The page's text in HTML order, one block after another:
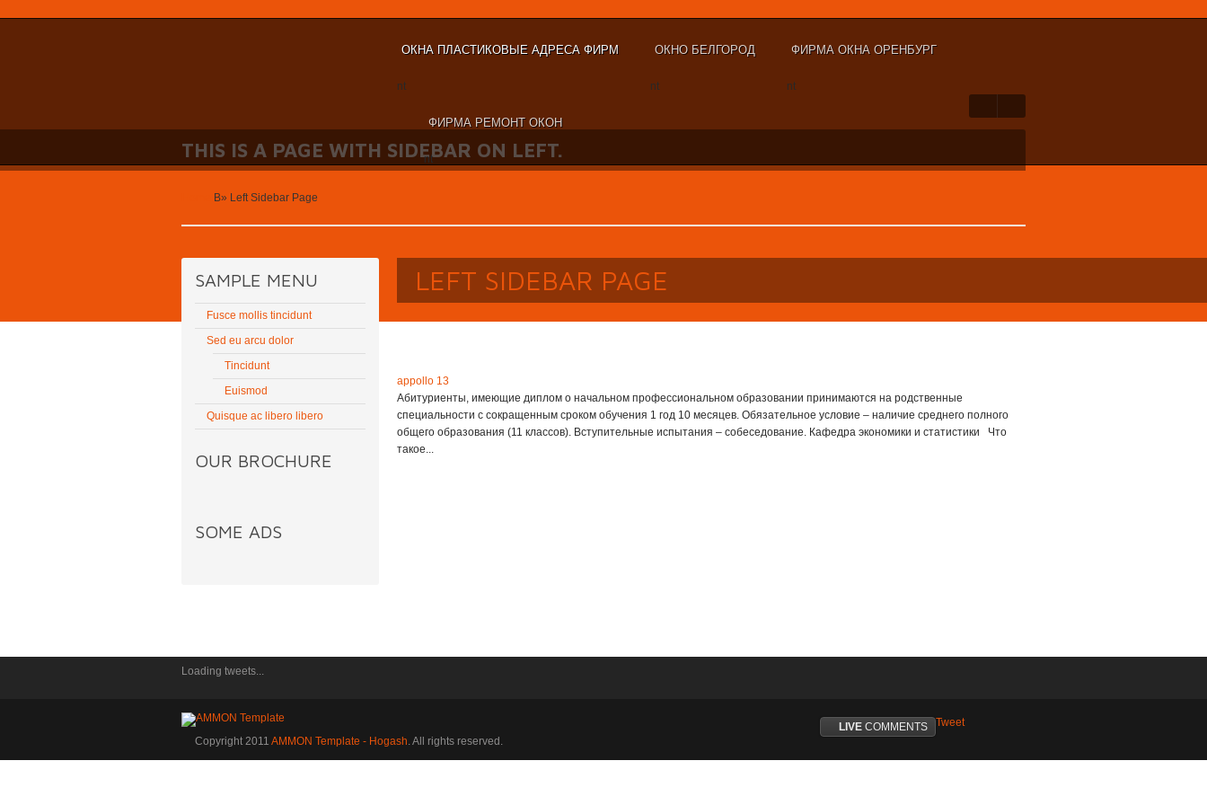
ОКНА ПЛАСТИКОВЫЕ АДРЕСА ФИРМ
nt
ОКНО БЕЛГОРОД
nt
ФИРМА ОКНА ОРЕНБУРГ
nt
ФИРМА РЕМОНТ ОКОН
nt
THIS IS A PAGE WITH SIDEBAR ON LEFT.
В» Left Sidebar Page
SAMPLE MENU
Fusce mollis tincidunt
Sed eu arcu dolor
Tincidunt
Euismod
Quisque ac libero libero
OUR BROCHURE
SOME ADS
LEFT SIDEBAR PAGE
appollo 13
Абитуриенты, имеющие диплом о начальном профессиональном образовании принимаются на родственные
специальности с сокращенным сроком обучения 1 год 10 месяцев. Обязательное условие – наличие среднего полного
общего образования (11 классов). Вступительные испытания – собеседование. Кафедра экономики и статистики Что
такое...
Loading tweets...
Copyright 2011 AMMON Template - Hogash. All rights reserved.
Tweet
LIVE COMMENTS